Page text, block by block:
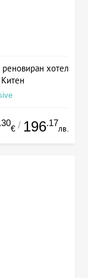
хотел
.30
€ / 196.17
лв.